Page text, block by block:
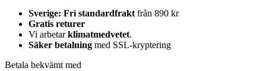
Sverige: Fri standardfrakt från 890 kr
Gratis returer
Vi arbetarklimatmedvetet.
Säker betalning med SSL-kryptering
Betala bekvämt med